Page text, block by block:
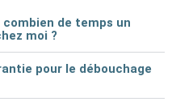
de temps un
moi ?
pour le débouchage